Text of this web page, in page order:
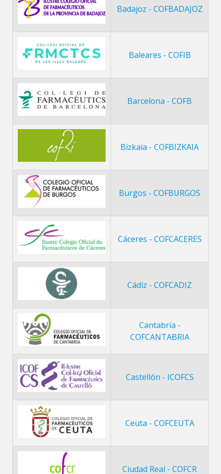
Badajoz - COFBADAJOZ
Baleares - COFIB
Barcelona - COFB
Bizkaia - COFBIZKAIA
Burgos - COFBURGOS
Cáceres - COFCACERES
Cádiz - COFCADIZ
Cantabria -
COFCANTABRIA
Castellón - ICOFCS
Ceuta - COFCEUTA
Ciudad Real - COFCR